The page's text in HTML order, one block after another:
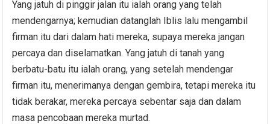
Yang jatuh di pinggir jalan itu ialah orang yang telah
mendengarnya; kemudian datanglah Iblis lalu mengambil
firman itu dari dalam hati mereka, supaya mereka jangan
percaya dan diselamatkan. Yang jatuh di tanah yang
berbatu-batu itu ialah orang, yang setelah mendengar
firman itu, menerimanya dengan gembira, tetapi mereka itu
tidak berakar, mereka percaya sebentar saja dan dalam
masa pencobaan mereka murtad.